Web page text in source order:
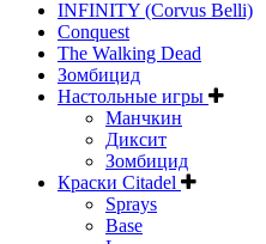
INFINITY (Corvus Belli)
Conquest
The Walking Dead
Зомбицид
Настольные игры
Манчкин
Диксит
Зомбицид
Краски Citadel
Sprays
Base